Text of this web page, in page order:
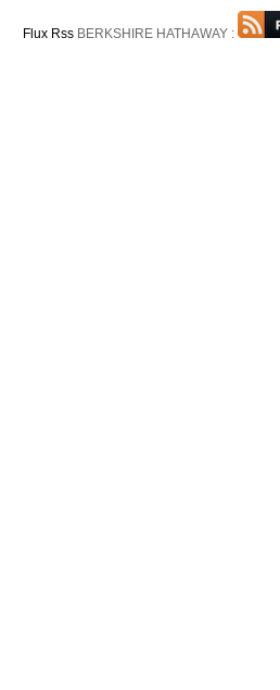
Flux Rss BERKSHIRE HATHAWAY :